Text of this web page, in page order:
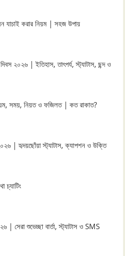
যাচাই করার নিয়ম | সহজ উপায়
২০২৬ | ইতিহাস, তাৎপর্য, স্ট্যাটাস, ছন্দ ও
সময়, নিয়ত ও ফজিলত | কত রাকাত?
| হৃদয়ছোঁয়া স্ট্যাটাস, ক্যাপশন ও উক্তি
চ্যাটিং
| সেরা শুভেচ্ছা বার্তা, স্ট্যাটাস ও SMS